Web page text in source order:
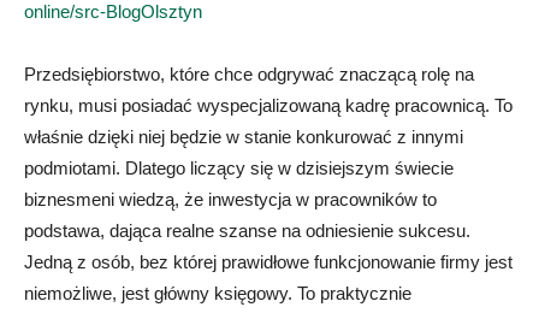
online/src-BlogOlsztyn
Przedsiębiorstwo, które chce odgrywać znaczącą rolę na
rynku, musi posiadać wyspecjalizowaną kadrę pracownicą. To
właśnie dzięki niej będzie w stanie konkurować z innymi
podmiotami. Dlatego liczący się w dzisiejszym świecie
biznesmeni wiedzą, że inwestycja w pracowników to
podstawa, dająca realne szanse na odniesienie sukcesu.
Jedną z osób, bez której prawidłowe funkcjonowanie firmy jest
niemożliwe, jest główny księgowy. To praktycznie